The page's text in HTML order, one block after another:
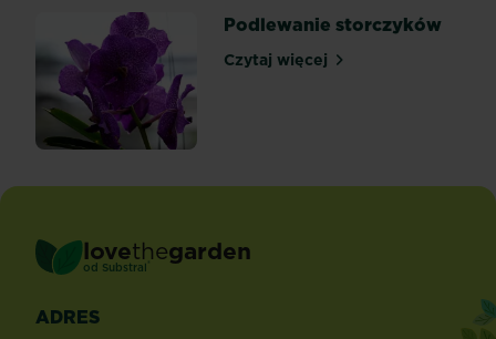
Podlewanie storczyków
Czytaj więcejPodlewanie storczyków
lovethegarden
od Substral ®
ADRES